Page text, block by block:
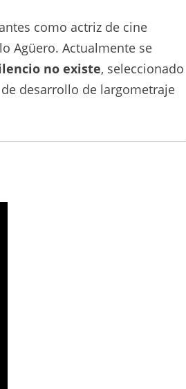
como actriz de cine
Agüero. Actualmente se
no existe, seleccionado
desarrollo de largometraje